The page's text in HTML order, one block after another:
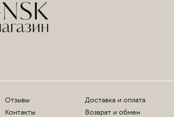
Отзывы
Контакты
Доставка и оплата
Возврат и обмен